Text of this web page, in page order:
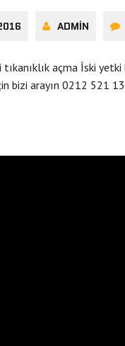
ADMIN
tıkanıklık açma İski
bizi arayın 0212 521